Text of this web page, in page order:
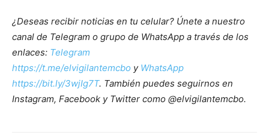
¿Deseas recibir noticias en tu celular? Únete a nuestro
canal de Telegram o grupo de WhatsApp a través de los
enlaces: Telegram
https://t.me/elvigilantemcbo y WhatsApp
https://bit.ly/3wjIg7T. También puedes seguirnos en
Instagram, Facebook y Twitter como @elvigilantemcbo.